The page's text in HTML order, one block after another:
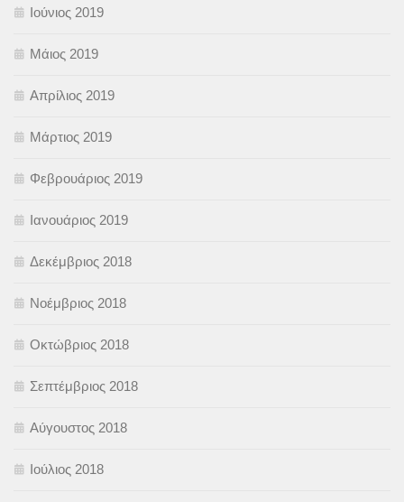
Ιούνιος 2019
Μάιος 2019
Απρίλιος 2019
Μάρτιος 2019
Φεβρουάριος 2019
Ιανουάριος 2019
Δεκέμβριος 2018
Νοέμβριος 2018
Οκτώβριος 2018
Σεπτέμβριος 2018
Αύγουστος 2018
Ιούλιος 2018